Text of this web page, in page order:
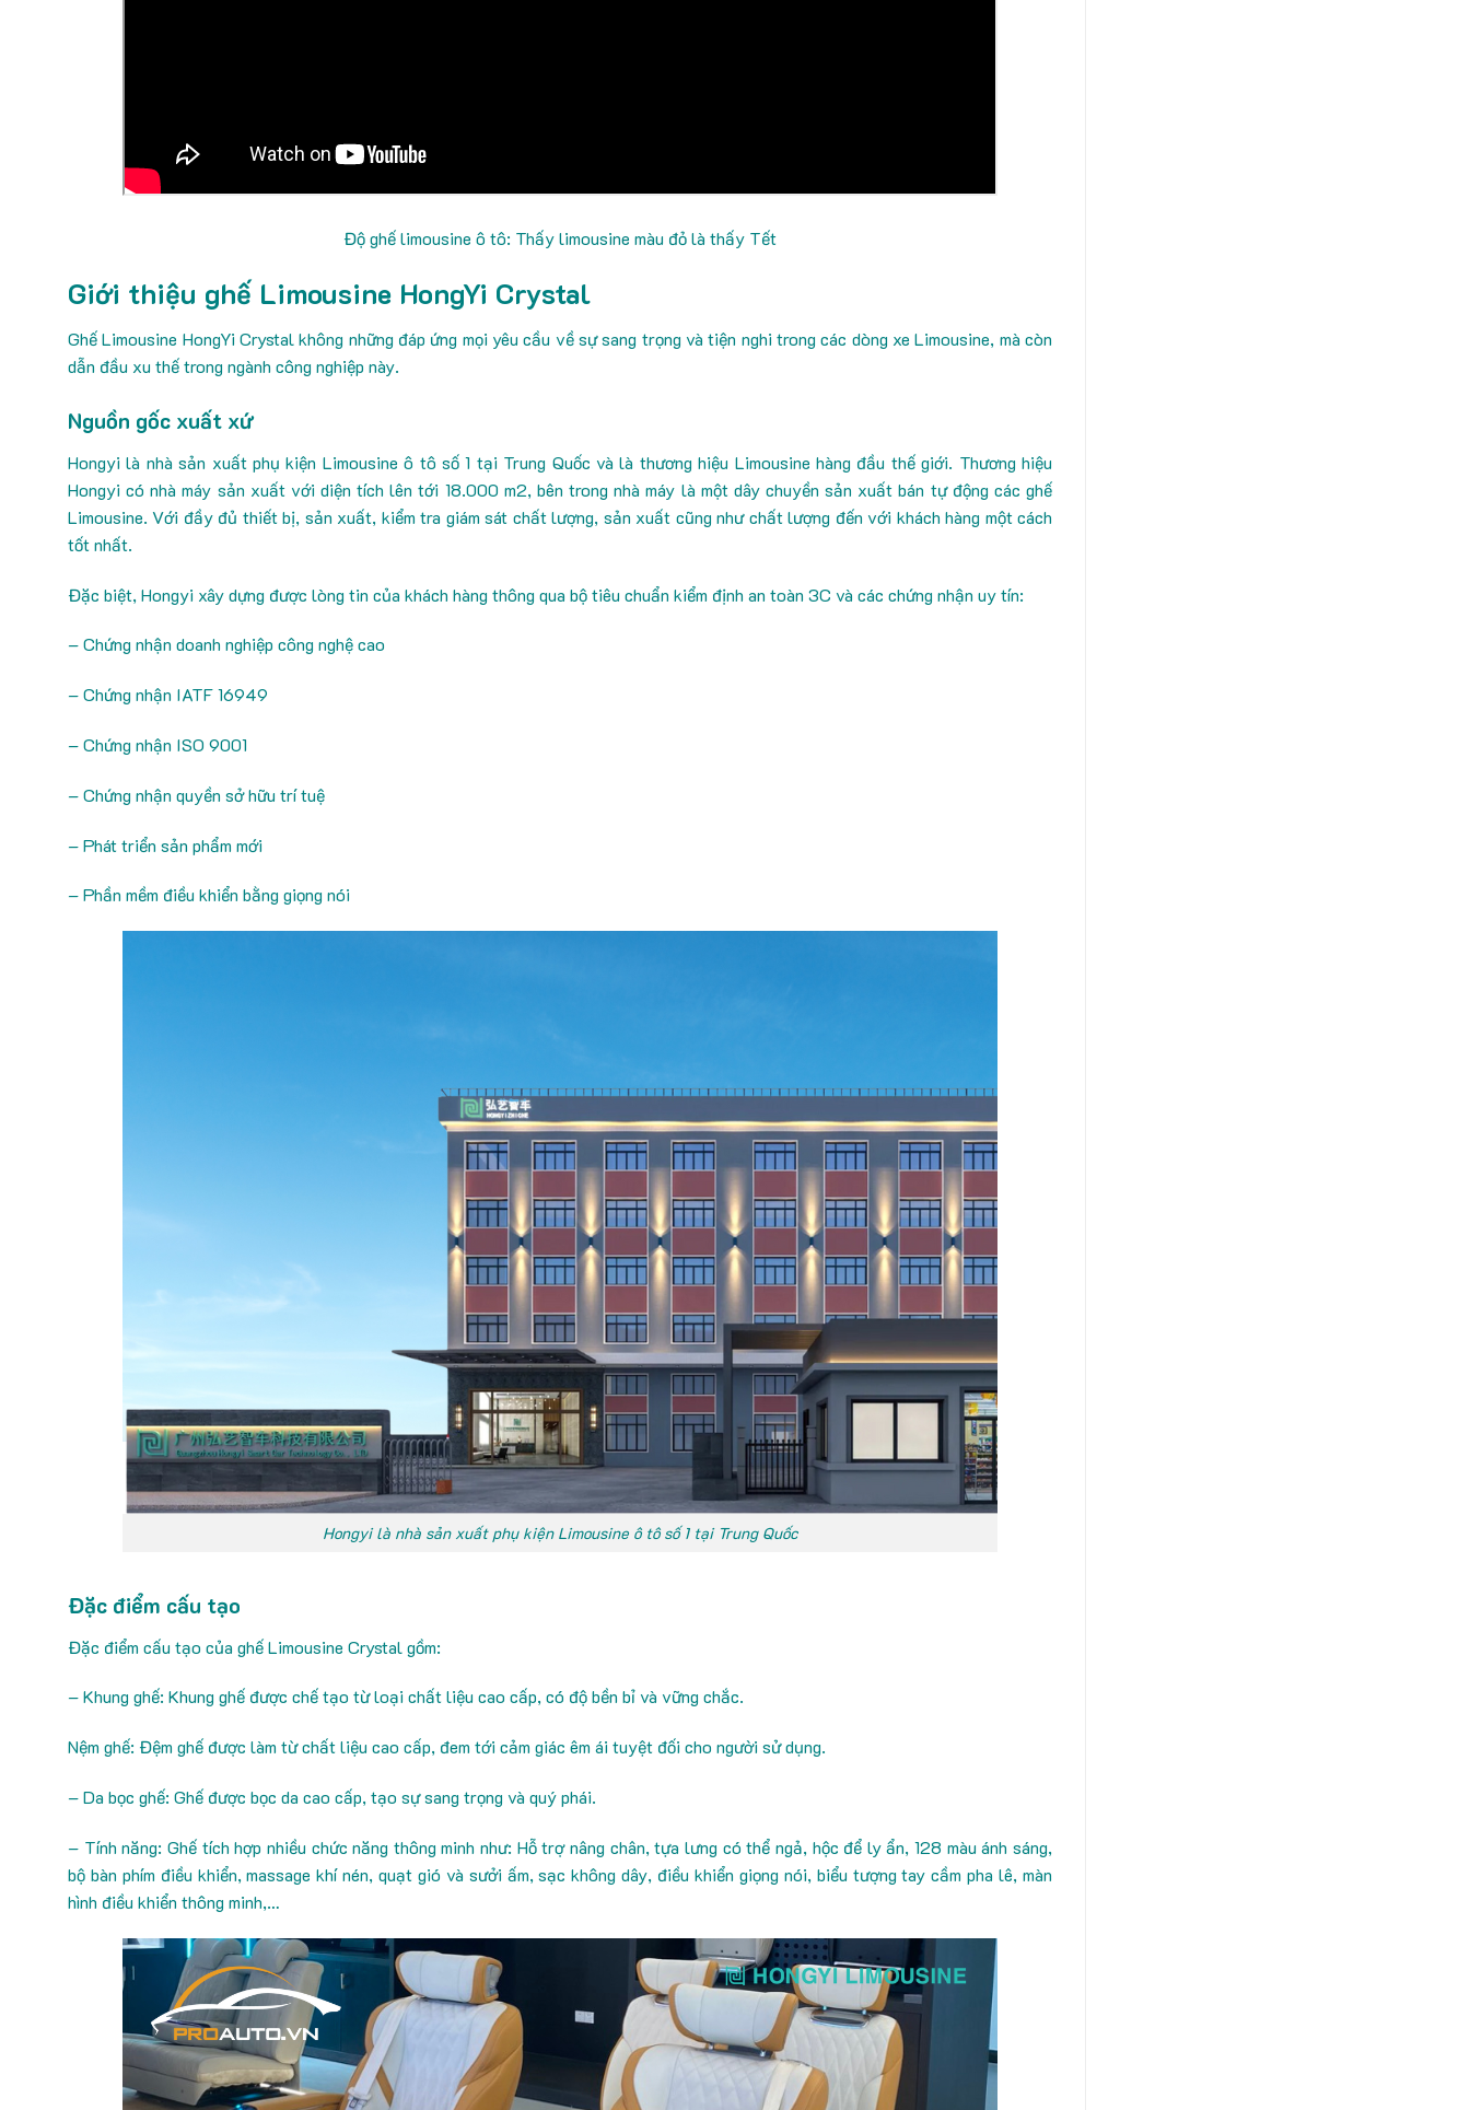
Độ ghế limousine ô tô: Thấy limousine màu đỏ là thấy Tết
Giới thiệu ghế Limousine HongYi Crystal
Ghế Limousine HongYi Crystal không những đáp ứng mọi yêu cầu về sự sang trọng và tiện nghi trong các dòng xe Limousine, mà còn
dẫn đầu xu thế trong ngành công nghiệp này.
Nguồn gốc xuất xứ
Hongyi là nhà sản xuất phụ kiện Limousine ô tô số 1 tại Trung Quốc và là thương hiệu Limousine hàng đầu thế giới. Thương hiệu
Hongyi có nhà máy sản xuất với diện tích lên tới 18.000 m2, bên trong nhà máy là một dây chuyền sản xuất bán tự động các ghế
Limousine. Với đầy đủ thiết bị, sản xuất, kiểm tra giám sát chất lượng, sản xuất cũng như chất lượng đến với khách hàng một cách
tốt nhất.
Đặc biệt, Hongyi xây dựng được lòng tin của khách hàng thông qua bộ tiêu chuẩn kiểm định an toàn 3C và các chứng nhận uy tín:
– Chứng nhận doanh nghiệp công nghệ cao
– Chứng nhận IATF 16949
– Chứng nhận ISO 9001
– Chứng nhận quyền sở hữu trí tuệ
– Phát triển sản phẩm mới
– Phần mềm điều khiển bằng giọng nói
Hongyi là nhà sản xuất phụ kiện Limousine ô tô số 1 tại Trung Quốc
Đặc điểm cấu tạo
Đặc điểm cấu tạo của ghế Limousine Crystal gồm:
– Khung ghế: Khung ghế được chế tạo từ loại chất liệu cao cấp, có độ bền bỉ và vững chắc.
Nệm ghế: Đệm ghế được làm từ chất liệu cao cấp, đem tới cảm giác êm ái tuyệt đối cho người sử dụng.
– Da bọc ghế: Ghế được bọc da cao cấp, tạo sự sang trọng và quý phái.
– Tính năng: Ghế tích hợp nhiều chức năng thông minh như: Hỗ trợ nâng chân, tựa lưng có thể ngả, hộc để ly ẩn, 128 màu ánh sáng,
bộ bàn phím điều khiển, massage khí nén, quạt gió và sưởi ấm, sạc không dây, điều khiển giọng nói, biểu tượng tay cầm pha lê, màn
hình điều khiển thông minh,…